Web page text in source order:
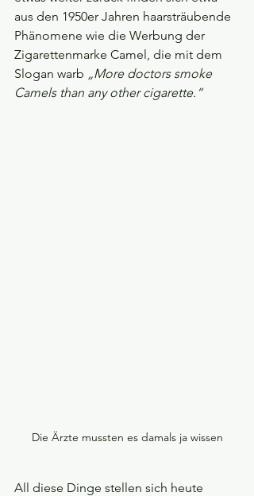
aus den 1950er Jahren haarsträubende
Phänomene wie die Werbung der
Zigarettenmarke Camel, die mit dem
Slogan warb „More doctors smoke
Camels than any other cigarette.“
Die Ärzte mussten es damals ja wissen
All diese Dinge stellen sich heute